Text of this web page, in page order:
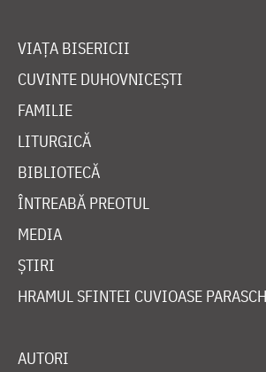
VIAȚA BISERICII
CUVINTE DUHOVNICEȘTI
FAMILIE
LITURGICĂ
BIBLIOTECĂ
ÎNTREABĂ PREOTUL
MEDIA
ȘTIRI
HRAMUL SFINTEI CUVIOASE
AUTORI